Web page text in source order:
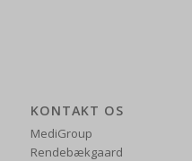
KONTAKT OS
MediGroup
Rendebækgaard